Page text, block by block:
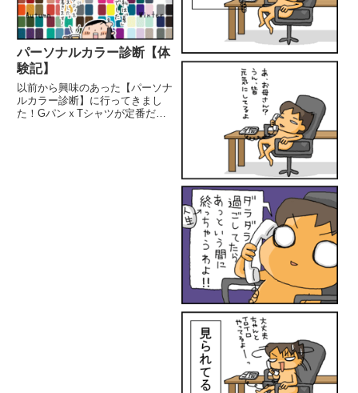
パーソナルカラー診断【体
験記】
以前から興味のあった【パーソナ
ルカラー診断】に行ってきまし
た！GパンｘTシャツが定番だっ